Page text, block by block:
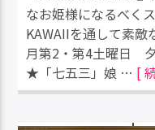
なお姫様になるべく
KAWAIIを通して素
月第2・第4土曜日
★「七五三」娘 … [